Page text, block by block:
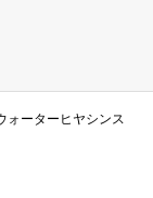
ォーターヒヤシンス